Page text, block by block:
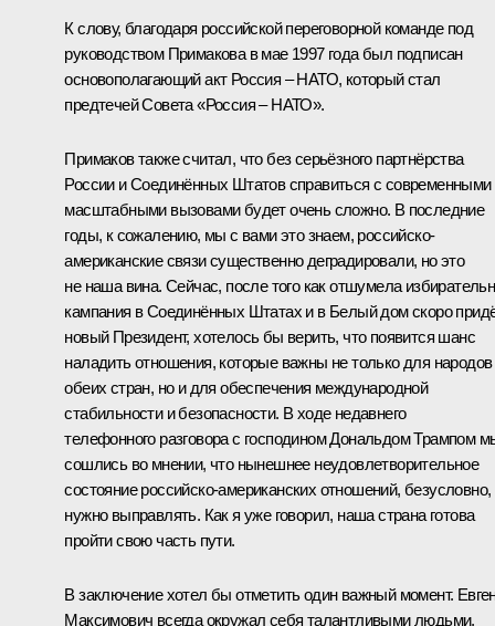
К слову, благодаря российской переговорной команде под
руководством Примакова в мае 1997 года был подписан
основополагающий акт Россия – НАТО, который стал
предтечей Совета «Россия – НАТО».
Примаков также считал, что без серьёзного партнёрства
России и Соединённых Штатов справиться с современными
масштабными вызовами будет очень сложно. В последние
годы, к сожалению, мы с вами это знаем, российско-
американские связи существенно деградировали, но это
не наша вина. Сейчас, после того как отшумела
кампания в Соединённых Штатах и в Белый дом скоро
новый Президент, хотелось бы верить, что появится шанс
наладить отношения, которые важны не только для народов
обеих стран, но и для обеспечения международной
стабильности и безопасности. В ходе недавнего
телефонного разговора с господином Дональдом Трампом
сошлись во мнении, что нынешнее неудовлетворительное
состояние российско-американских отношений, безусловно,
нужно выправлять. Как я уже говорил, наша страна готова
пройти свою часть пути.
В заключение хотел бы отметить один важный момент.
Максимович всегда окружал себя талантливыми людьми,